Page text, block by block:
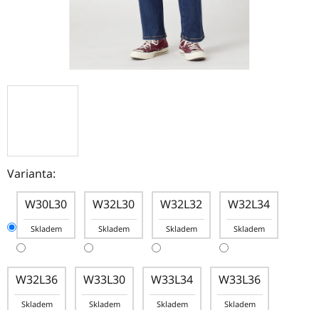
Varianta:
W30L30
Skladem
W32L30
Skladem
W32L32
Skladem
W32L34
Skladem
W32L36
Skladem
W33L30
Skladem
W33L34
Skladem
W33L36
Skladem